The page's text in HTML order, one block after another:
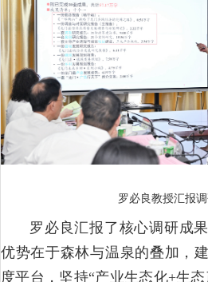
罗必良教授汇报
罗必良汇报了核心调研成
优势在于森林与温泉的叠加，
度平台，坚持“产业生态化+生